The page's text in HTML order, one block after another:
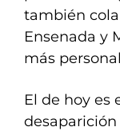
también
Ensenada y
más
El de hoy es
desaparición